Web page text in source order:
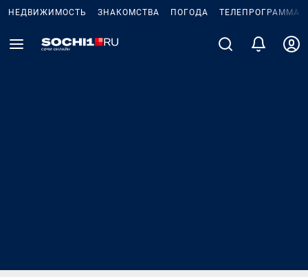
НЕДВИЖИМОСТЬ ЗНАКОМСТВА ПОГОДА ТЕЛЕПРОГРАММА